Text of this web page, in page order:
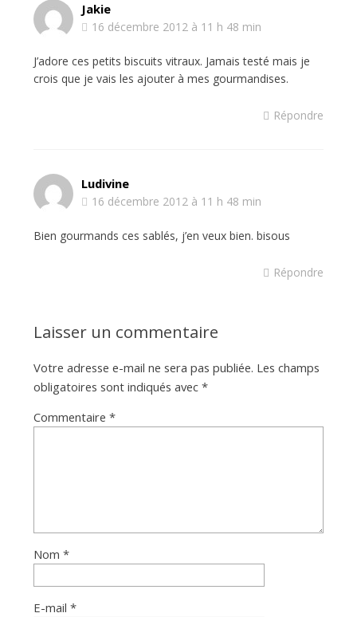
Jakie
16 décembre 2012 à 11 h 48 min
J’adore ces petits biscuits vitraux. Jamais testé mais je
crois que je vais les ajouter à mes gourmandises.
Répondre
Ludivine
16 décembre 2012 à 11 h 48 min
Bien gourmands ces sablés, j’en veux bien. bisous
Répondre
Laisser un commentaire
Votre adresse e-mail ne sera pas publiée. Les champs
obligatoires sont indiqués avec *
Commentaire *
Nom *
E-mail *